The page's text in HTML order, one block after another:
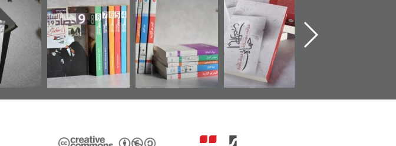
للوثائق البريطانية
يقدمه «مركز أوال»
في سلسلة من 5
كتب
تصدر حصاد
جديدة لمعتقل
عسكري تصدر عن
«مرآة البحرين»